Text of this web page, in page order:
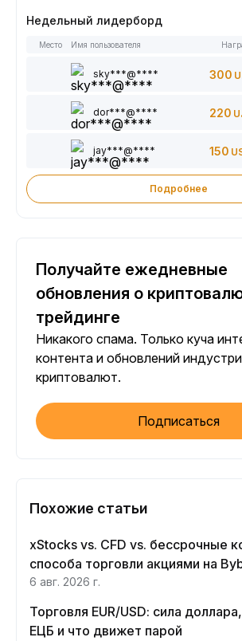
Недельный лидерборд
Место Имя пользователя
sky***@**** 300 USDT
dor***@**** 220 USDT
jay***@**** 150
Подробнее
Получайте ежедневные
обновления о
трейдинге
Никакого спама. Только куча
контента и обновлений
криптовалют.
Подписаться
Похожие статьи
xStocks vs. CFD vs. бессрочные
способа торговли акциями на
6 авг. 2026 г.
Торговля EUR/USD: сила
ЕЦБ и что движет парой